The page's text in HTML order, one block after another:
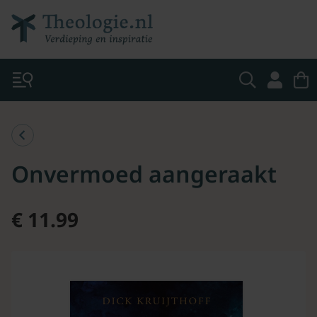
Onvermoed aangeraakt
€ 11.99